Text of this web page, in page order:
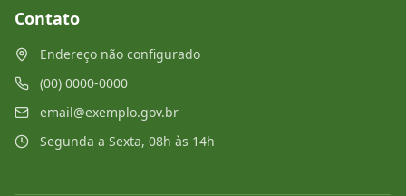
Contato
Endereço não configurado
(00) 0000-0000
email@exemplo.gov.br
Segunda a Sexta, 08h às 14h